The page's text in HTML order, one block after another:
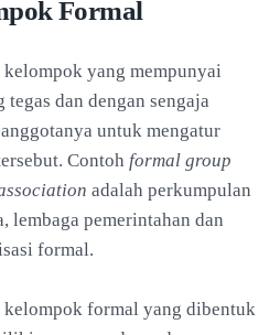
Formal
yang mempunyai
dan dengan sengaja
untuk mengatur
Contoh formal group
adalah perkumpulan
lembaga pemerintahan dan
formal.
kelompok formal yang dibentuk